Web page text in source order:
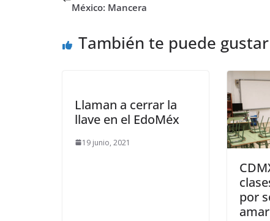
México: Mancera
También te puede gustar
Llaman a cerrar la
llave en el EdoMéx
19 junio, 2021
por